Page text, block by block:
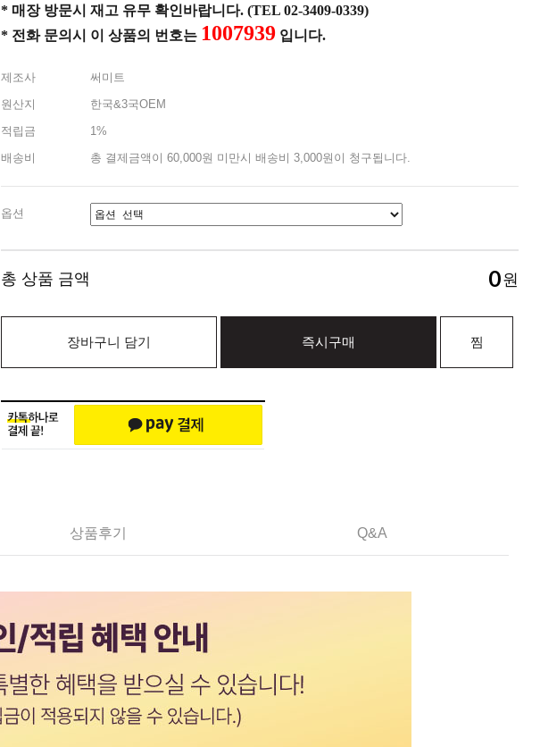
* 매장 방문시 재고 유무 확인바랍니다. (TEL 02-3409-0339)
* 전화 문의시 이 상품의 번호는 1007939 입니다.
제조사
써미트
원산지
한국&3국OEM
적립금
1%
배송비
총 결제금액이 60,000원 미만시 배송비 3,000원이 청구됩니다.
옵션
총 상품 금액 0원
장바구니 담기 즉시구매 찜
상품후기 Q&A